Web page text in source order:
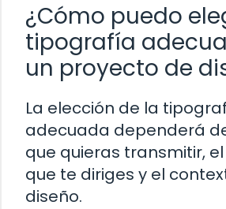
¿Cómo puedo
tipografía
un proyecto de
La elección de la
adecuada dependerá
que quieras transmitir,
que te diriges y el
diseño.